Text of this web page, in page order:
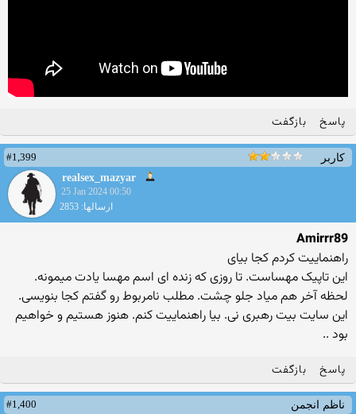
پاسخ بازگفت
کاربر
#1,399
realsex_mazyar
25 Jan 2024 00:50
ارسالها: 2853
Amirrr89
راهنماییت کردم کجا بیای
این تاپیک مهساست. تا روزی که زنده ای اسم مهسا یادت میمونه.
لحظه آخر هم میاد جلو چشت. مطلب نامربوط رو گفتم کجا بنویسی.
این سایت بیت رهبری نی. بیا راهنماییت کنم. هنوز هستیم و خواهیم
بود ..
پاسخ بازگفت
ناظم انجمن
#1,400